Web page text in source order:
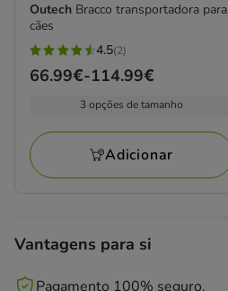
Outech Bracco transportadora para
cães
4.5
estrelas
avaliações
4.5(2)
Preço
a
114.99€
66.99€-114.99€
3 opções de tamanho
Adicionar
Vantagens para si
Pagamento 100% seguro.